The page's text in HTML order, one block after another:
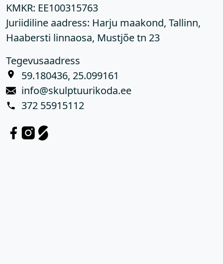
KMKR: EE100315763
Juriidiline aadress: Harju maakond, Tallinn,
Haabersti linnaosa, Mustjõe tn 23
Tegevusaadress
59.180436, 25.099161
info@skulptuurikoda.ee
372 55915112